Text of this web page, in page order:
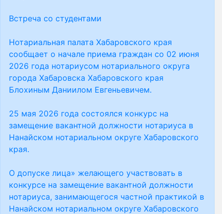
Встреча со студентами
Нотариальная палата Хабаровского края
сообщает о начале приема граждан со 02 июня
2026 года нотариусом нотариального округа
города Хабаровска Хабаровского края
Блохиным Даниилом Евгеньевичем.
25 мая 2026 года состоялся конкурс на
замещение вакантной должности нотариуса в
Нанайском нотариальном округе Хабаровского
края.
О допуске лица» желающего участвовать в
конкурсе на замещение вакантной должности
нотариуса, занимающегося частной практикой в
Нанайском нотариальном округе Хабаровского